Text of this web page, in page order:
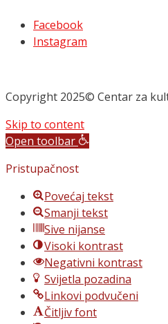
Facebook
Instagram
Copyright 2025© Centar za
Skip to content
Open toolbar
Pristupačnost
Povećaj tekst
Smanji tekst
Sive nijanse
Visoki kontrast
Negativni kontrast
Svijetla pozadina
Linkovi podvučeni
Čitljiv font